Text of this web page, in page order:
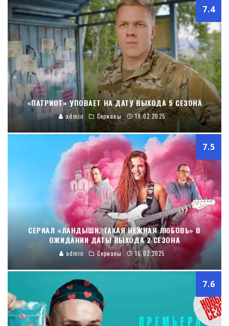
7.4
«ПАТРИОТ» УПОВАЕТ НА ДАТУ ВЫХОДА 5 СЕЗОНА
admin Сериалы 19.02.2025
7.5
СЕРИАЛ «ЛАНДЫШИ. ТАКАЯ НЕЖНАЯ ЛЮБОВЬ» В
ОЖИДАНИИ ДАТЫ ВЫХОДА 2 СЕЗОНА
admin Сериалы 15.02.2025
7.6